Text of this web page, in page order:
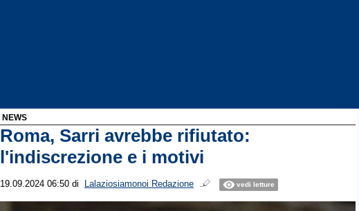
NEWS
Roma, Sarri avrebbe rifiutato:
l'indiscrezione e i motivi
19.09.2024 06:50 di Lalaziosiamonoi Redazione vedi letture